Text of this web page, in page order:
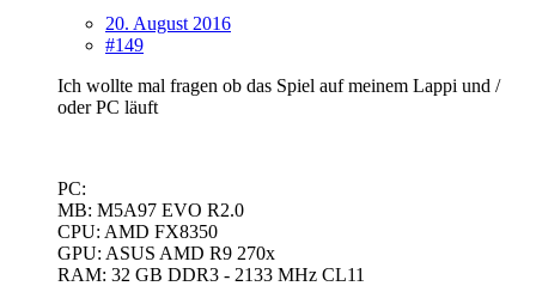
20. August 2016
#149
Ich wollte mal fragen ob das Spiel auf meinem Lappi und /
oder PC läuft
PC:
MB: M5A97 EVO R2.0
CPU: AMD FX8350
GPU: ASUS AMD R9 270x
RAM: 32 GB DDR3 - 2133 MHz CL11